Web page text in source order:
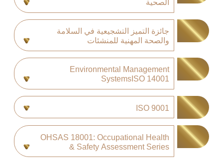
الصحية
جائزة التميز التشجيعية في السلامة
والصحة المهنية للمنشئات
Environmental Management
SystemsISO 14001
ISO 9001
OHSAS 18001: Occupational Health
& Safety Assessment Series